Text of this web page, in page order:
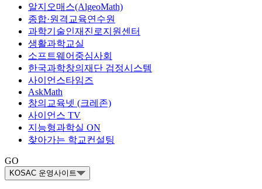
알지오매스(AlgeoMath)
종합·원격교육연수원
과학기술인재진로지원센터
생활과학교실
소프트웨어중심사회
한국과학창의재단 검정시스템
사이언스타임즈
AskMath
창의교육넷 (크레존)
사이언스 TV
지능형과학실 ON
찾아가는 학교컨설팅
GO
KOSAC 운영사이트